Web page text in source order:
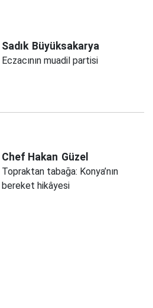
Sadık Büyüksakarya
Eczacının muadil partisi
Chef Hakan Güzel
Topraktan tabağa: Konya’nın
bereket hikâyesi